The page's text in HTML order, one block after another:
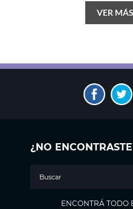
VER
¿NO
ENCONTRÁ TODO